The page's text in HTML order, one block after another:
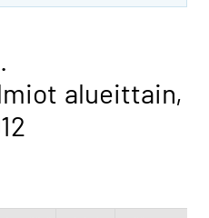
alueittain,